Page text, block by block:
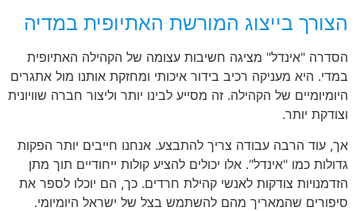
הצורך בייצוג המורשת האתיופית במדיה
הסדרה "אינדל" מציגה חשיבות עצומה של הקהילה האתיופית
במדי. היא מעניקה רכיב בידור איכותי ומחזקת אותנו מול אתגרים
היומיומיים של הקהילה. זה מסייע לבינו יותר וליצור חברה שוויונית
וצודקת יותר.
אך, עוד הרבה עבודה צריך להתבצע. אנחנו חייבים יותר הפקות
גדולות כמו "אינדל". אלו יכולים להציע קולות ייחודיים תוך מתן
הזדמנויות צודקות לאנשי קהילת חרדים. כך, הם יוכלו לספר את
סיפורים שהמאריך מהם להשתמש בצל של ישראל היומיומי.